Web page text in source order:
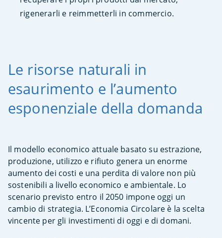
rigenerarli e reimmetterli in commercio.
Le risorse naturali in
esaurimento e l’aumento
esponenziale della domanda
Il modello economico attuale basato su estrazione,
produzione, utilizzo e rifiuto genera un enorme
aumento dei costi e una perdita di valore non più
sostenibili a livello economico e ambientale. Lo
scenario previsto entro il 2050 impone oggi un
cambio di strategia. L’Economia Circolare è la scelta
vincente per gli investimenti di oggi e di domani.